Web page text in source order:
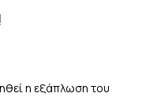
η εξάπλωση του